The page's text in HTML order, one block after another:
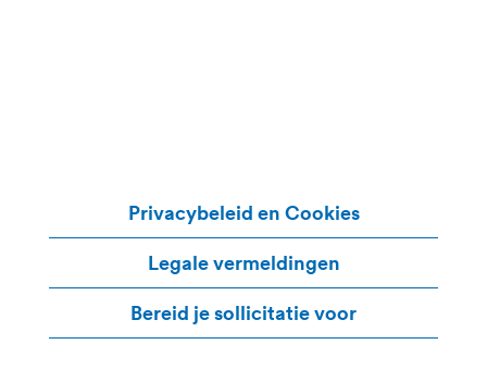
Privacybeleid en Cookies
Legale vermeldingen
Bereid je sollicitatie voor